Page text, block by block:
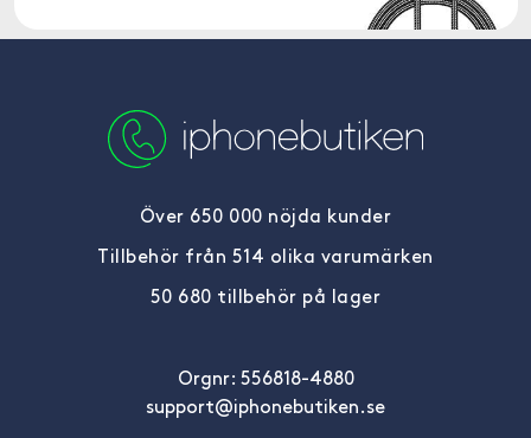
Över 650 000 nöjda kunder
Tillbehör från 514 olika varumärken
50 680 tillbehör på lager
Orgnr: 556818-4880
support@iphonebutiken.se